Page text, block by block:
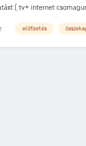
( tv+ internet
előfizetés